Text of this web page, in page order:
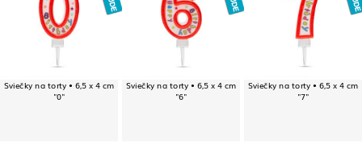
Sviečky na torty • 6,5 x 4 cm
"0"
Sviečky na torty • 6,5 x 4 cm
"6"
Sviečky na torty • 6,5 x 4 cm
"7"